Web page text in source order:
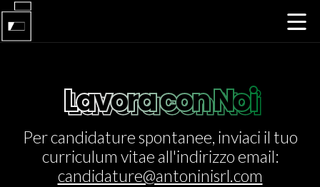
Lavora con Noi
Lavora con Noi
Per candidature spontanee, inviaci il tuo
curriculum vitae all'indirizzo email:
candidature@antoninisrl.com